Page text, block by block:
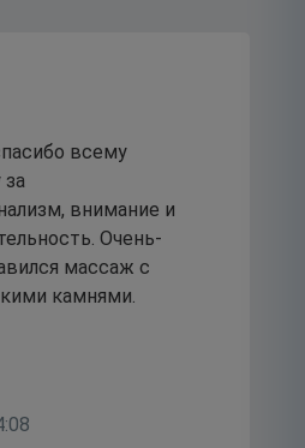
жизни
всему
за
внимание и
Очень-
массаж с
камнями.